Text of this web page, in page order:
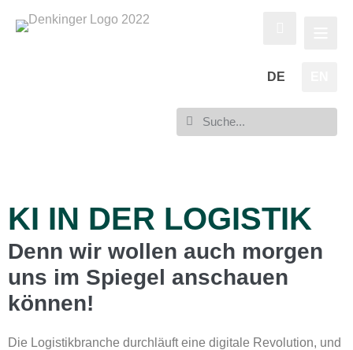
DE
KI IN DER LOGISTIK
Denn wir wollen auch morgen
uns im Spiegel anschauen
können!
Die Logistikbranche durchläuft eine digitale Revolution, und